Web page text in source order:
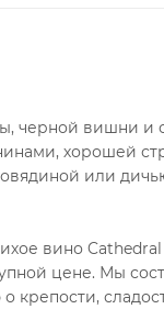
черной вишни
хорошей
или
вино
цене. Мы